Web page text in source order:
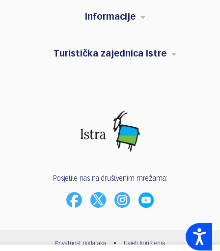
Accessibility
Informacije
Turistička zajednica Istre
Posjetite nas na društvenim mrežama:
Privatnost podataka • Uvjeti korištenja